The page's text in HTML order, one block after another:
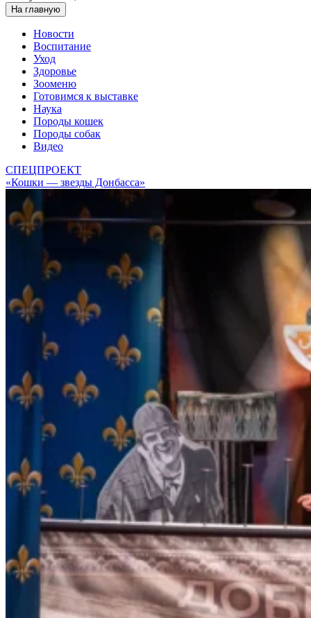
На главную
Новости
Воспитание
Уход
Здоровье
Зооменю
Готовимся к выставке
Наука
Породы кошек
Породы собак
Видео
СПЕЦПРОЕКТ
«Кошки — звезды Донбасса»